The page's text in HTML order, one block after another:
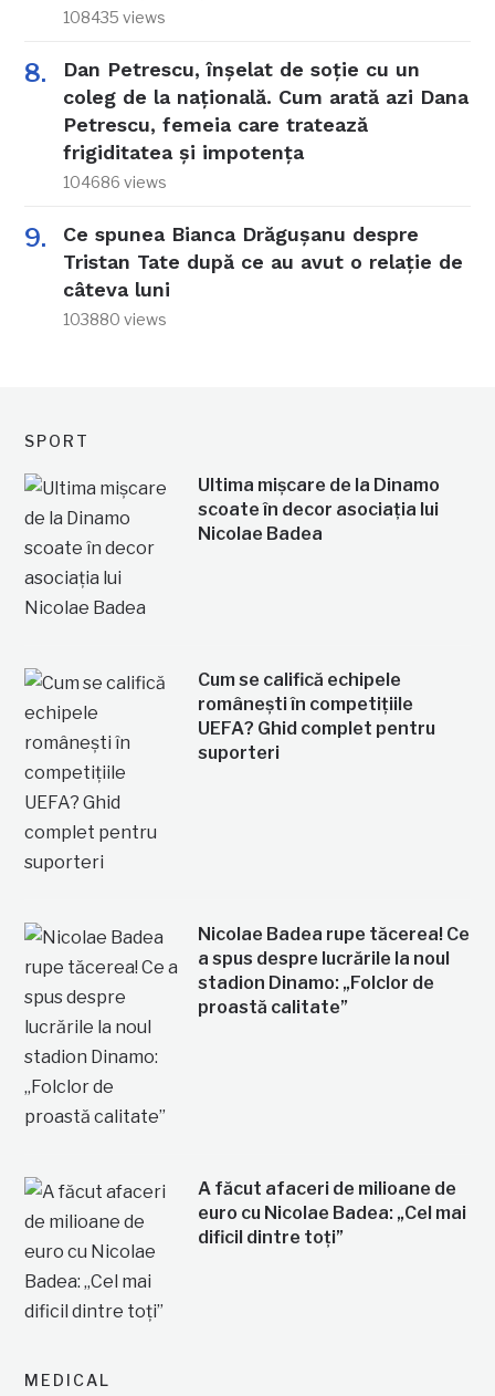
108435 views
Dan Petrescu, înșelat de soție cu un
coleg de la națională. Cum arată azi Dana
Petrescu, femeia care tratează
frigiditatea și impotența
104686 views
Ce spunea Bianca Drăgușanu despre
Tristan Tate după ce au avut o relație de
câteva luni
103880 views
SPORT
Ultima mișcare de la Dinamo
scoate în decor asociația lui
Nicolae Badea
Cum se califică echipele
românești în competițiile
UEFA? Ghid complet pentru
suporteri
Nicolae Badea rupe tăcerea! Ce
a spus despre lucrările la noul
stadion Dinamo: „Folclor de
proastă calitate”
A făcut afaceri de milioane de
euro cu Nicolae Badea: „Cel mai
dificil dintre toți”
MEDICAL